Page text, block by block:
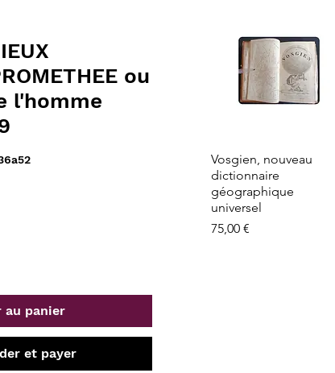
ou
l'homme
au panier
et payer
Aperçu rapide
Vosgien, nouveau
dictionnaire
géographique
universel
Prix
75,00 €